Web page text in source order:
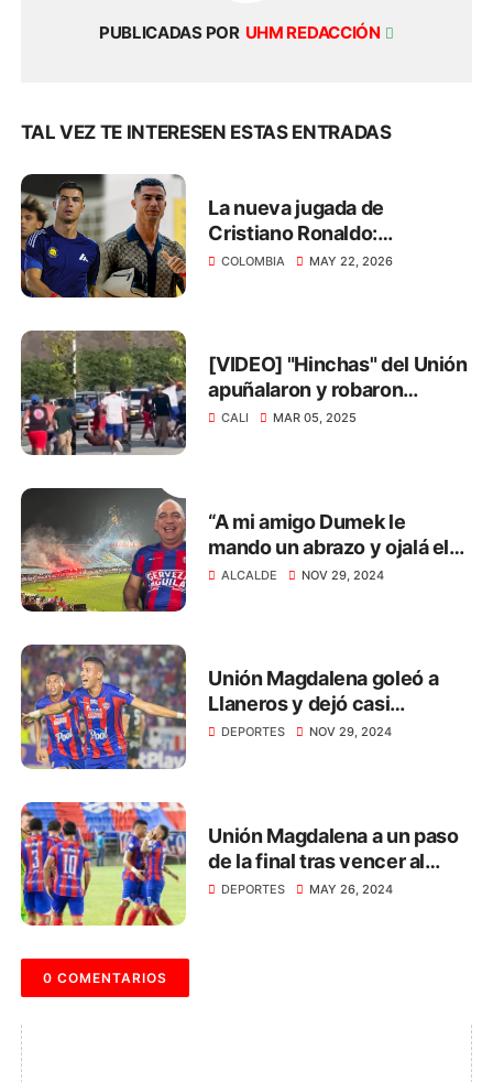
PUBLICADAS POR UHM REDACCIÓN
TAL VEZ TE INTERESEN ESTAS ENTRADAS
La nueva jugada de
Cristiano Ronaldo:
transmitirá el Mundial 2026
COLOMBIA MAY 22, 2026
[VIDEO] "Hinchas" del Unión
apuñalaron y robaron
zapatos a barrista del Cali
CALI MAR 05, 2025
“A mi amigo Dumek le
mando un abrazo y ojalá el
Cartagena suba para ver los
ALCALDE NOV 29, 2024
Unión Magdalena goleó a
Llaneros y dejó casi
sentenciada la final de la B
DEPORTES NOV 29, 2024
Unión Magdalena a un paso
de la final tras vencer al
Deportes Quindío
DEPORTES MAY 26, 2024
0 COMENTARIOS